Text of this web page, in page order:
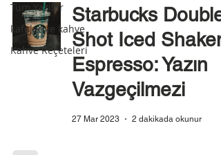
Tüm Yazılar
kafeler ve kahve
Kahve Reçeteleri
Starbucks Double
Shot Iced Shaken
Espresso: Yazın
Vazgeçilmezi
27 Mar 2023 2 dakikada okunur